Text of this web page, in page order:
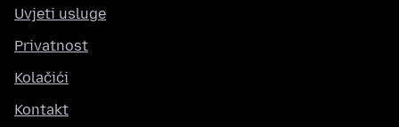
Uvjeti usluge
Privatnost
Kolačići
Kontakt